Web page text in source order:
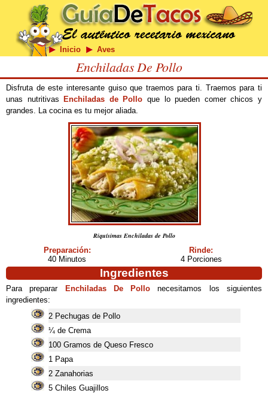
Inicio Aves
Enchiladas De Pollo
Disfruta de este interesante guiso que traemos para ti. Traemos para ti
unas nutritivas
Enchiladas de Pollo que lo pueden comer chicos y
grandes. La cocina es tu mejor aliada.
Riquísimas Enchiladas de Pollo
Preparación:
40 Minutos
Rinde:
4 Porciones
Ingredientes
Para preparar Enchiladas De Pollo necesitamos los siguientes
ingredientes:
2 Pechugas de Pollo
¼ de Crema
100 Gramos de Queso Fresco
1 Papa
2 Zanahorias
5 Chiles Guajillos